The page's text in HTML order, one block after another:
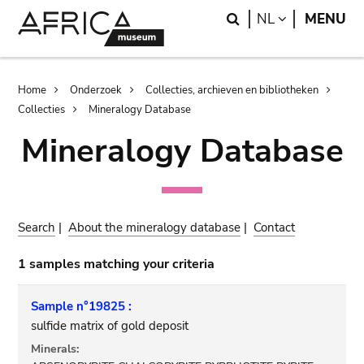
Search
NL LANGUAGE
MENU
Breadcrumb
Home Onderzoek
Collecties, archieven en bibliotheken
Collecties
Mineralogy Database
Mineralogy Database
Search |About the mineralogy database | Contact
1 samples matching your criteria
Sample n°19825 :
sulfide matrix of gold deposit
Minerals: